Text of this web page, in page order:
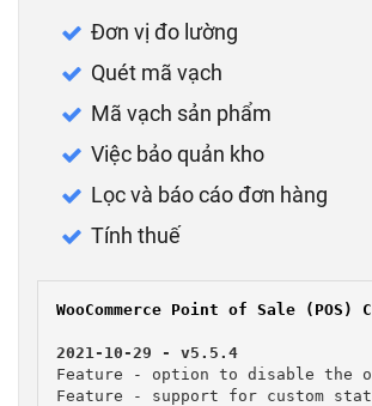
Đơn vị đo lường
Quét mã vạch
Mã vạch sản phẩm
Việc bảo quản kho
Lọc và báo cáo đơn hàng
Tính thuế
WooCommerce Point of Sale
Feature - option to disable the
Feature - support for custom